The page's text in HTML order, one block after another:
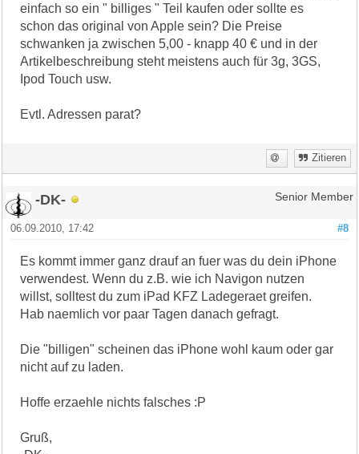
einfach so ein " billiges " Teil kaufen oder sollte es
schon das original von Apple sein? Die Preise
schwanken ja zwischen 5,00 - knapp 40 € und in der
Artikelbeschreibung steht meistens auch für 3g, 3GS,
Ipod Touch usw.
Evtl. Adressen parat?
Zitieren
-DK- Senior Member
#8
06.09.2010, 17:42
Es kommt immer ganz drauf an fuer was du dein iPhone
verwendest. Wenn du z.B. wie ich Navigon nutzen
willst, solltest du zum iPad KFZ Ladegeraet greifen.
Hab naemlich vor paar Tagen danach gefragt.
Die "billigen" scheinen das iPhone wohl kaum oder gar
nicht auf zu laden.
Hoffe erzaehle nichts falsches :P
Gruß,